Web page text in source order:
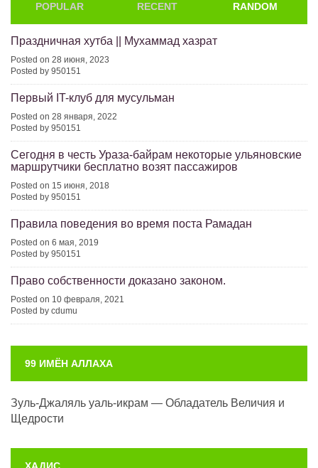
POPULAR RECENT RANDOM
Праздничная хутба || Мухаммад хазрат
Posted on 28 июня, 2023
Posted by 950151
Первый IT-клуб для мусульман
Posted on 28 января, 2022
Posted by 950151
Сегодня в честь Ураза-байрам некоторые ульяновские
маршрутчики бесплатно возят пассажиров
Posted on 15 июня, 2018
Posted by 950151
Правила поведения во время поста Рамадан
Posted on 6 мая, 2019
Posted by 950151
Право собственности доказано законом.
Posted on 10 февраля, 2021
Posted by cdumu
99 ИМЁН АЛЛАХА
Зуль-Джаляль уаль-икрам — Обладатель Величия и
Щедрости